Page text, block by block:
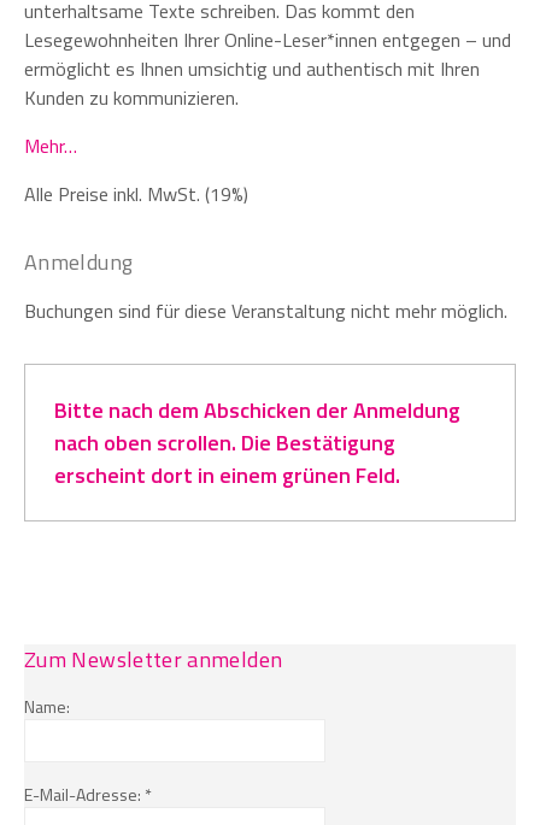
unterhaltsame Texte schreiben. Das kommt den
Lesegewohnheiten Ihrer Online-Leser*innen entgegen – und
ermöglicht es Ihnen umsichtig und authentisch mit Ihren
Kunden zu kommunizieren.
Mehr…
Alle Preise inkl. MwSt. (19%)
Anmeldung
Buchungen sind für diese Veranstaltung nicht mehr möglich.
Bitte nach dem Abschicken der Anmeldung
nach oben scrollen. Die Bestätigung
erscheint dort in einem grünen Feld.
Zum Newsletter anmelden
Name:
E-Mail-Adresse: *